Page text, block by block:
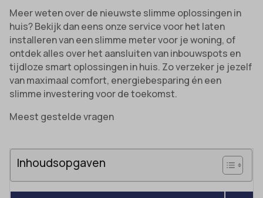
Meer weten over de nieuwste slimme oplossingen in
huis? Bekijk dan eens onze service voor het laten
installeren van een slimme meter voor je woning, of
ontdek alles over het aansluiten van inbouwspots en
tijdloze smart oplossingen in huis. Zo verzeker je jezelf
van maximaal comfort, energiebesparing én een
slimme investering voor de toekomst.
Meest gestelde vragen
Inhoudsopgaven